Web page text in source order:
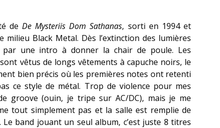
deDe Mysteriis Dom Sathanas, sorti en 1994 et
Black Metal. Dès l’extinction des lumières
par une intro à donner la chair de poule. Les
vêtus de longs vêtements à capuche noirs, le
bien précis où les premières notes ont retenti
ce style de métal. Trop de violence pour mes
groove (ouin, je tripe sur AC/DC), mais je me
tout simplement pas et la salle est remplie de
. Le band jouant un seul album, c’est juste 8 titres